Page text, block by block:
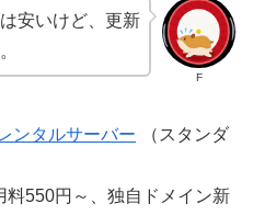
F
安いけど、更新
。
ンタルサーバー
（スタンダ
550円～、独自ドメイン新